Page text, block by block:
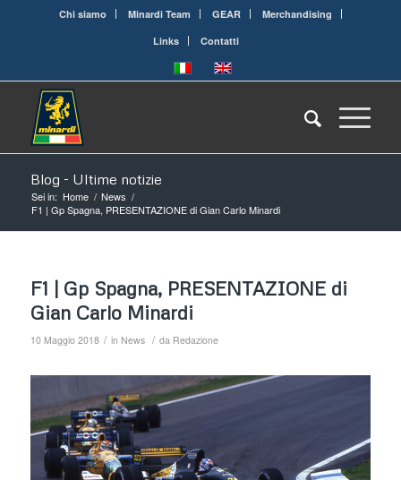
Chi siamo Minardi Team GEAR
Merchandising
Links
Contatti
Blog - Ultime notizie
Sei in: Home / News /
F1 | Gp Spagna, PRESENTAZIONE di Gian Carlo Minardi
F1 | Gp Spagna, PRESENTAZIONE di
Gian Carlo Minardi
10 Maggio 2018 / in News / da Redazione